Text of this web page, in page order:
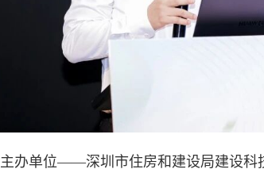
主办单位——深圳市住房和建设局建设科